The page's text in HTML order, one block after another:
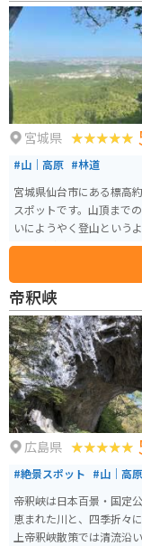
して建つホテルで、リゾ
く、滞在型リゾートとして楽しむこ
場】 広大な敷地内にあ
キャンプを楽しむことができます。 【フォレストアド
ォレストアドベンチャー
上を歩いたり、ジップラ
で、冒険心をくすぐるアクティ
カフェ】 モビリティリゾ
めるので、観光の合間に
宮城県
#山｜高原 #林道
宮城県仙台市にある標高
スポットです。山頂まで
いにようやく登山という
ちょうどいいでしょう。
い山頂を目指すことにな
自信のある方なら30分ほ
中の林がポストカードに
に感じることができると
帝釈峡
広島県
#絶景スポット #山｜高原
帝釈峡は日本百景・国定
恵まれた川と、四季折々
上帝釈峡散策では清流沿